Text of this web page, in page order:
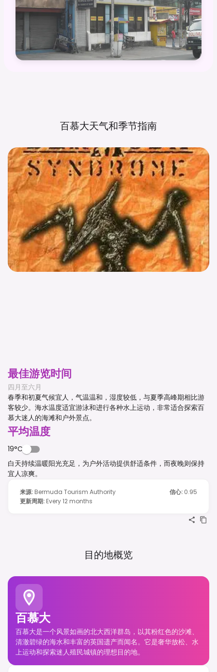
百慕大天气和季节指南
最佳游览时间
四月至六月
春季和初夏气候宜人，气温温和，湿度较低，与夏季高峰期相比游
客较少。海水温度适宜游泳和进行各种水上运动，非常适合探索百
慕大迷人的海滩和户外景点。
平均温度
19°C
白天持续温暖阳光充足，为户外活动提供舒适条件，而夜晚则保持
宜人凉爽。
来源: Bermuda Tourism Authority 信心: 0.95
更新周期: Every 12 months
目的地概览
百慕大
百慕大是一个风景如画的北大西洋群岛，以其粉红色的沙滩、
清澈碧绿的海水和丰富的英国遗产而闻名。它是奢华放松、水
上运动和探索迷人殖民城镇的理想目的地。